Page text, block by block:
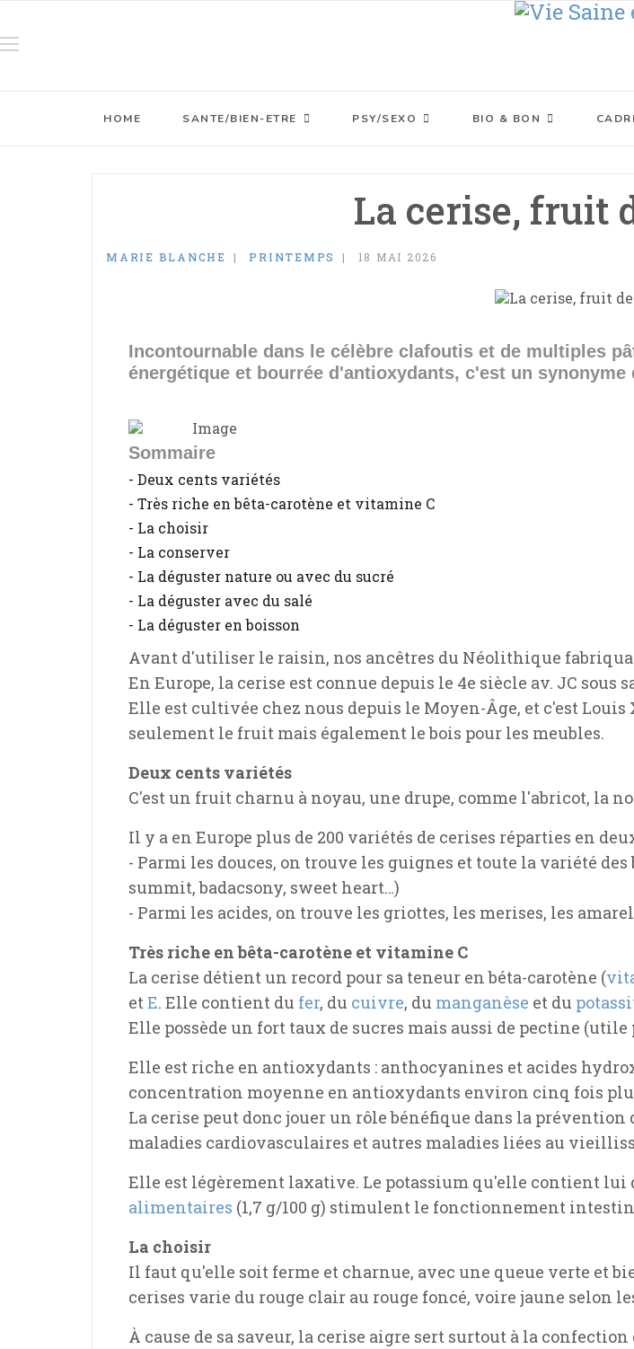
HOME SANTE/BIEN-ETRE PSY/SEXO BIO & BON
La cerise, fruit
MARIE BLANCHE PRINTEMPS 18 MAI 2026
Incontournable dans le célèbre clafoutis et de multiples
énergétique et bourrée d'antioxydants, c'est un
Sommaire
- Deux cents variétés
- Très riche en bêta-carotène et vitamine C
- La choisir
- La conserver
- La déguster nature ou avec du sucré
- La déguster avec du salé
- La déguster en boisson
Avant d'utiliser le raisin, nos ancêtres du Néolithique
En Europe, la cerise est connue depuis le 4e siècle av. JC sous
Elle est cultivée chez nous depuis le Moyen-Âge, et c'est
seulement le fruit mais également le bois pour les meubles.
Deux cents variétés
C'est un fruit charnu à noyau, une drupe, comme l'abricot, la
Il y a en Europe plus de 200 variétés de cerises réparties en
- Parmi les douces, on trouve les guignes et toute la variété
summit, badacsony, sweet heart…)
- Parmi les acides, on trouve les griottes, les merises, les
Très riche en bêta-carotène et vitamine C
La cerise détient un record pour sa teneur en béta-carotène (
et E. Elle contient du fer, du cuivre, du manganèse et du
Elle possède un fort taux de sucres mais aussi de pectine
Elle est riche en antioxydants : anthocyanines et acides
concentration moyenne en antioxydants environ cinq fois
La cerise peut donc jouer un rôle bénéfique dans la
maladies cardiovasculaires et autres maladies liées au
Elle est légèrement laxative. Le potassium qu'elle contient lui
alimentaires (1,7 g/100 g) stimulent le fonctionnement
La choisir
Il faut qu'elle soit ferme et charnue, avec une queue verte et
cerises varie du rouge clair au rouge foncé, voire jaune selon
À cause de sa saveur, la cerise aigre sert surtout à la